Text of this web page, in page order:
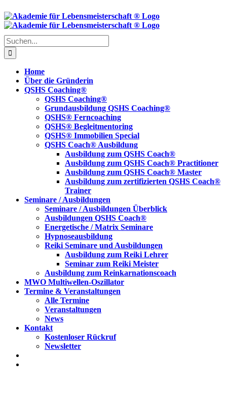
to
content
Suche
nach:
Home
Über die Gründerin
QSHS Coaching®
QSHS Coaching®
Grundausbildung QSHS Coaching®
QSHS® Ferncoaching
QSHS® Begleitmentoring
QSHS® Immobilien Special
QSHS Coach® Ausbildung
Ausbildung zum QSHS Coach®
Ausbildung zum QSHS Coach® Practitioner
Ausbildung zum QSHS Coach® Master
Ausbildung zum zertifizierten QSHS Coach®
Trainer
Seminare / Ausbildungen
Seminare / Ausbildungen Überblick
Ausbildungen QSHS Coach®
Energetische / Matrix Seminare
Hypnoseausbildung
Reiki Seminare und Ausbildungen
Ausbildung zum Reiki Lehrer
Seminar zum Reiki Meister
Ausbildung zum Reinkarnationscoach
MWO Multiwellen-Oszillator
Termine & Veranstaltungen
Alle Termine
Veranstaltungen
News
Kontakt
Kostenloser Rückruf
Newsletter